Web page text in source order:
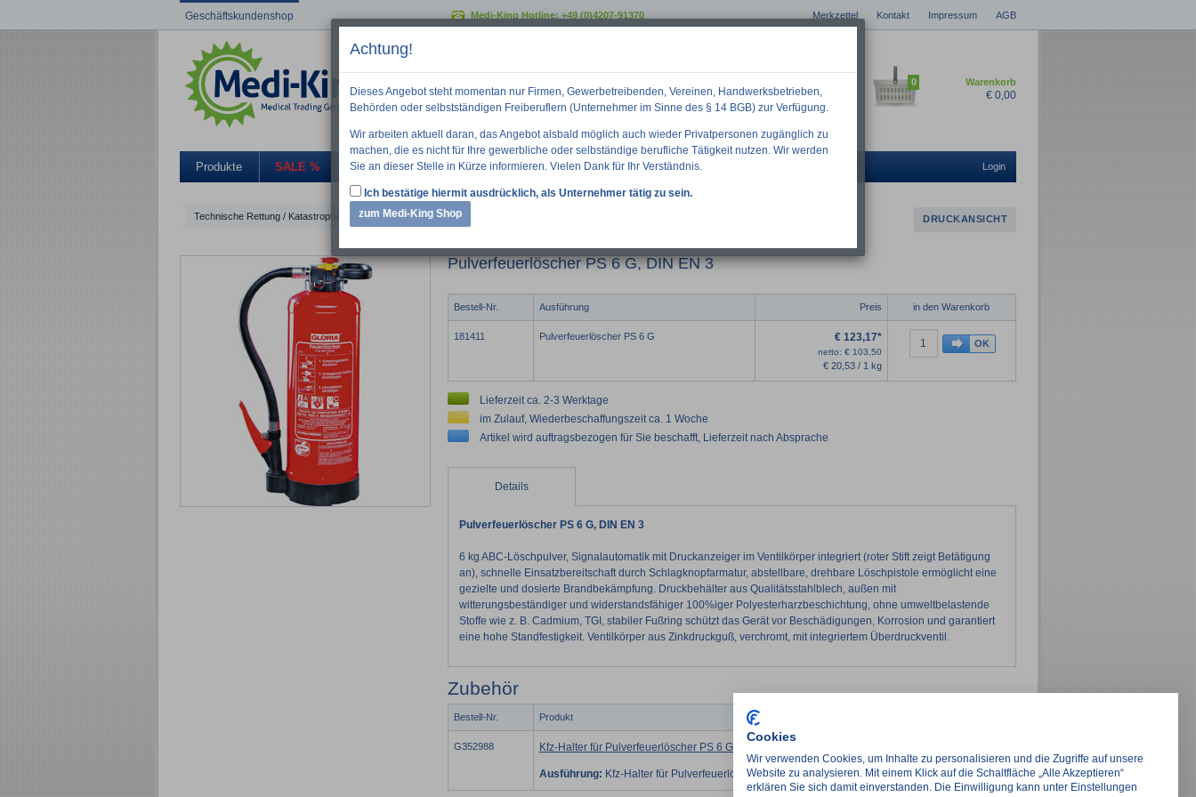
Geschäftskundenshop Medi-King Hotline: +49 (0)4207-91370 Merkzettel Kontakt Impressum AGB
GO
Warenkorb
0
€ 0,00
Produkte SALE % Aktuelle Informationen Downloads Über uns Login
Technische Rettung / Katastrophenschutz Feuerlöschung DRUCKANSICHT
Pulverfeuerlöscher PS 6 G, DIN EN 3
Bestell-Nr. Ausführung Preis in den Warenkorb
181411 Pulverfeuerlöscher PS 6 G €123,17*
netto: €103,50
€20,53 / 1 kg
Lieferzeit ca. 2-3 Werktage
im Zulauf, Wiederbeschaffungszeit ca. 1 Woche
Artikel wird auftragsbezogen für Sie beschafft, Lieferzeit nach Absprache
Details
Pulverfeuerlöscher PS 6 G, DIN EN 3
6 kg ABC-Löschpulver, Signalautomatik mit Druckanzeiger im Ventilkörper integriert (roter Stift zeigt Betätigung
an), schnelle Einsatzbereitschaft durch Schlagknopfarmatur, abstellbare, drehbare Löschpistole ermöglicht eine
gezielte und dosierte Brandbekämpfung. Druckbehälter aus Qualitätsstahlblech, außen mit
witterungsbeständiger und widerstandsfähiger 100%iger Polyesterharzbeschichtung, ohne umweltbelastende
Stoffe wie z. B. Cadmium, TGI, stabiler Fußring schützt das Gerät vor Beschädigungen, Korrosion und garantiert
eine hohe Standfestigkeit. Ventilkörper aus Zinkdruckguß, verchromt, mit integriertem Überdruckventil.
Zubehör
Bestell-Nr. Produkt
G352988 Kfz-Halter für Pulverfeuerlöscher PS 6 G, DIN EN 3
Ausführung: Kfz-Halter für Pulverfeuerlöscher
netto:€45,15
Achtung!
Dieses Angebot steht momentan nur Firmen, Gewerbetreibenden, Vereinen, Handwerksbetrieben,
Behörden oder selbstständigen Freiberuflern (Unternehmer im Sinne des § 14 BGB) zur Verfügung.
Wir arbeiten aktuell daran, das Angebot alsbald möglich auch wieder Privatpersonen zugänglich zu
machen, die es nicht für Ihre gewerbliche oder selbständige berufliche Tätigkeit nutzen. Wir werden
Sie an dieser Stelle in Kürze informieren. Vielen Dank für Ihr Verständnis.
Ich bestätige hiermit ausdrücklich, als Unternehmer tätig zu sein.
zum Medi-King Shop
Cookies
Wir verwenden Cookies, um Inhalte zu personalisieren und die Zugriffe auf unsere
Website zu analysieren. Mit einem Klick auf die Schaltfläche „Alle Akzeptieren“
erklären Sie sich damit einverstanden. Die Einwilligung kann unter Einstellungen